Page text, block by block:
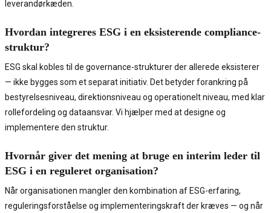
leverandørkæden.
Hvordan integreres ESG i en eksisterende compliance-
struktur?
ESG skal kobles til de governance-strukturer der allerede eksisterer
— ikke bygges som et separat initiativ. Det betyder forankring på
bestyrelsesniveau, direktionsniveau og operationelt niveau, med klar
rollefordeling og dataansvar. Vi hjælper med at designe og
implementere den struktur.
Hvornår giver det mening at bruge en interim leder til
ESG i en reguleret organisation?
Når organisationen mangler den kombination af ESG-erfaring,
reguleringsforståelse og implementeringskraft der kræves — og når